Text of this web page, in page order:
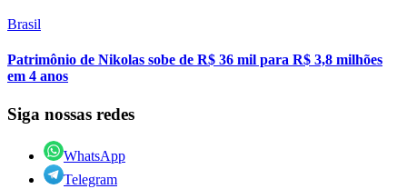
Brasil
Patrimônio de Nikolas sobe de R$ 36 mil para R$ 3,8 milhões
em 4 anos
Siga nossas redes
WhatsApp
Telegram